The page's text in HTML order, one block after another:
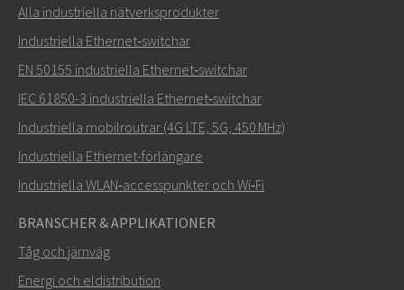
Alla industriella nätverksprodukter
Industriella Ethernet‑switchar
EN 50155 industriella Ethernet‑switchar
IEC 61850-3 industriella Ethernet‑switchar
Industriella mobilroutrar (4G LTE, 5G, 450 MHz)
Industriella Ethernet-förlängare
Industriella WLAN‑accesspunkter och Wi‑Fi
BRANSCHER & APPLIKATIONER
Tåg och järnväg
Energi och eldistribution